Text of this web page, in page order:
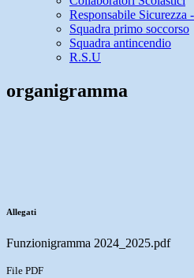
Responsabile
Squadra primo soccorso
Squadra antincendio
R.S.U
organigramma
Allegati
Funzionigramma 2024_2025.pdf
File PDF